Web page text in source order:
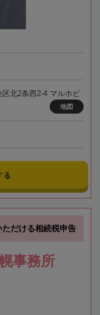
北2条西2-4 マルホビ
地図
ただける相続税申告
事務所